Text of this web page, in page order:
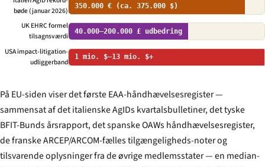
bøde (januar 2026)
350.000 € (ca. 375.000 $)
UK EHRC formel
tilsagnsværdi
40.000–200.000 £ udbedring
USA impact-litigation-
udliggerband
1 mio. $–13 mio. $+
På EU-siden viser det første EAA-håndhævelsesregister —
sammensat af det italienske AgIDs kvartalsbulletiner, det tyske
BFIT-Bunds årsrapport, det spanske OAWs håndhævelsesregister,
de franske ARCEP/ARCOM-fælles tilgængeligheds-noter og
tilsvarende oplysninger fra de øvrige medlemsstater — en median-